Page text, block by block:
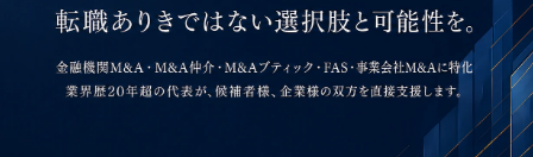
人材業界転職
インタビュー